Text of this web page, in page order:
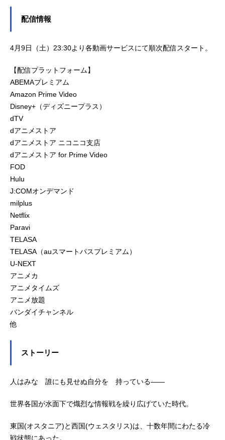
配信情報
4月9日（土）23:30より各動画サービスにて順次配信スタート。
【配信プラットフォーム】
ABEMAプレミアム
Amazon Prime Video
Disney+（ディズニープラス）
dTV
dアニメストア
dアニメストア ニコニコ支店
dアニメストア for Prime Video
FOD
Hulu
J:COMオンデマンド
milplus
Netflix
Paravi
TELASA
TELASA（auスマートパスプレミアム）
U-NEXT
アニメカ
アニメタイムズ
アニメ放題
バンダイチャンネル
他
ストーリー
人はみな 誰にも見せぬ自分を 持っている――
世界各国が水面下で熾烈な情報戦を繰り広げていた時代。
東国(オスタニア)と西国(ウェスタリス)は、十数年間にわたる冷
戦状態にあった。